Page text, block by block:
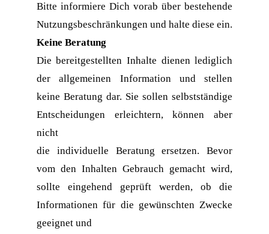
Bitte informiere Dich vorab über bestehende
Nutzungsbeschränkungen und halte diese ein.
Keine Beratung
Die bereitgestellten Inhalte dienen lediglich
der allgemeinen Information und stellen
keine Beratung dar. Sie sollen selbstständige
Entscheidungen erleichtern, können aber
nicht
die individuelle Beratung ersetzen. Bevor
vom den Inhalten Gebrauch gemacht wird,
sollte eingehend geprüft werden, ob die
Informationen für die gewünschten Zwecke
geeignet und